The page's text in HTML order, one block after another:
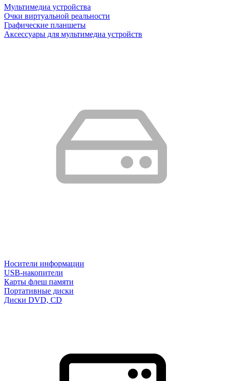
Мультимедиа устройства
Очки виртуальной реальности
Графические планшеты
Аксессуары для мультимедиа устройств
Носители информации
USB-накопители
Карты флеш памяти
Портативные диски
Диски DVD, CD